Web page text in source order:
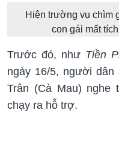
Hiện trường vụ chìm
con gái mất
Trước đó, nhưTiền
ngày 16/5, người
Trân (Cà Mau) nghe
chạy ra hỗ trợ.